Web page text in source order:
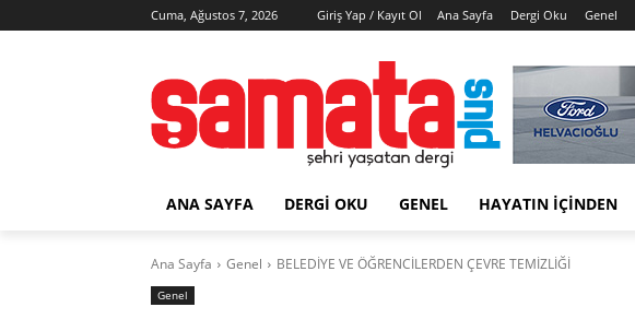
Cuma, Ağustos 7, 2026 Giriş Yap / Kayıt Ol Ana Sayfa Dergi Oku Genel
ANA SAYFA DERGI OKU GENEL HAYATIN İÇINDEN
Ana Sayfa Genel BELEDİYE VE ÖĞRENCİLERDEN ÇEVRE TEMİZLİĞİ
Genel